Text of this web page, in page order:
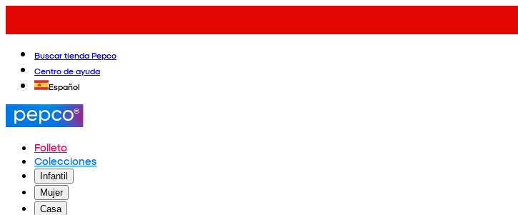
Buscar tienda Pepco
Centro de ayuda
Español
Folleto
Colecciones
Infantil
Mujer
Casa